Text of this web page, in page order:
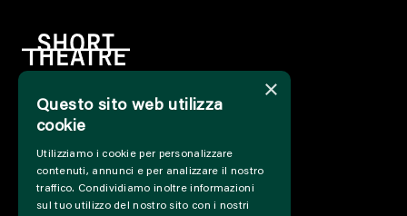
HOME
SOSTIENICI
PRESS&PROFESSIONAL
CHI SIAMO
×
Questo sito web utilizza
cookie
Utilizziamo i cookie per personalizzare
contenuti, annunci e per analizzare il nostro
traffico. Condividiamo inoltre informazioni
sul tuo utilizzo del nostro sito con i nostri